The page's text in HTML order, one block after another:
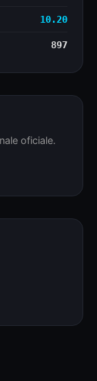
10.20
897
oficiale.